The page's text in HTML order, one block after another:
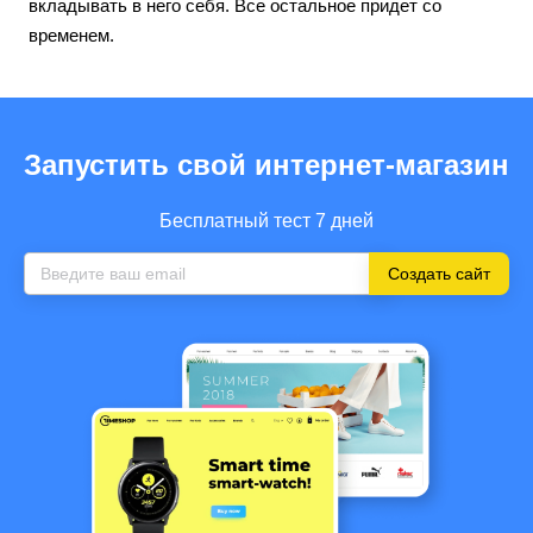
вкладывать в него себя. Все остальное придет со
временем.
Запустить свой интернет-магазин
Бесплатный тест 7 дней
Создать сайт